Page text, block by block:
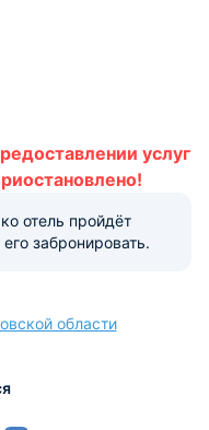
допускается.
только
услуг
отель пройдёт
забронировать.
области